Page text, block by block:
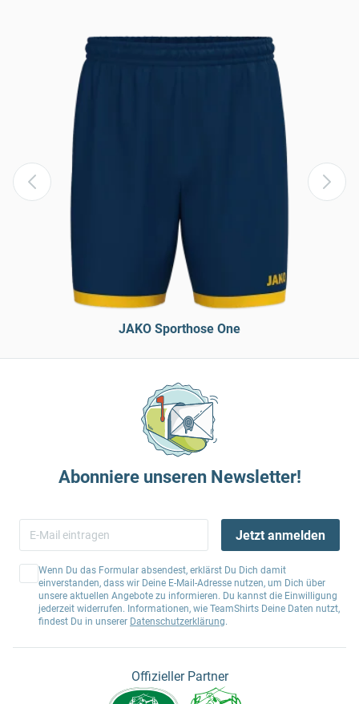
JAKO Sporthose One
Abonniere unseren Newsletter!
Jetzt anmelden
Wenn Du das Formular absendest, erklärst Du Dich damit
einverstanden, dass wir Deine E-Mail-Adresse nutzen, um Dich über
unsere aktuellen Angebote zu informieren. Du kannst die Einwilligung
jederzeit widerrufen. Informationen, wie TeamShirts Deine Daten nutzt,
findest Du in unserer Datenschutzerklärung.
Offizieller Partner